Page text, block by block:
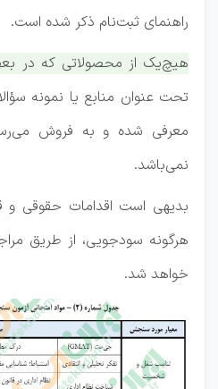
راهنمای ثبت‌نام ذکر شده است.
هیچ‌یک از محصولاتی که در
معرفی شده و به فروش
نمی‌باشد.
بدیهی است اقدامات حقوقی و
هرگونه سودجویی، از طریق
خواهد شد.